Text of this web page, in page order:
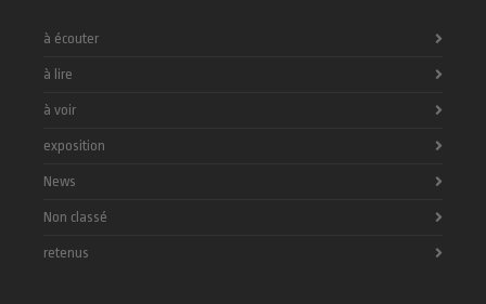
à écouter
à lire
à voir
exposition
News
Non classé
retenus